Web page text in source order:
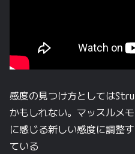
感度の見つけ方としては
かもしれない。マッスルメ
に感じる新しい感度に調整
ている